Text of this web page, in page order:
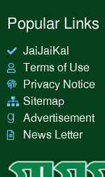
Popular Links
JaiJaiKal
Terms of Use
Privacy Notice
Sitemap
Advertisement
News Letter